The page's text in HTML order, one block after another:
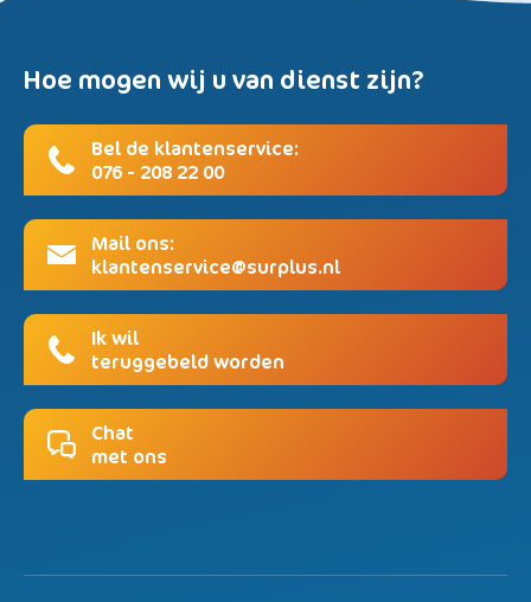
Hoe mogen wij u van dienst zijn?
Bel de klantenservice:
076 - 208 22 00
Mail ons:
klantenservice@surplus.nl
Ik wil
teruggebeld worden
Chat
met ons